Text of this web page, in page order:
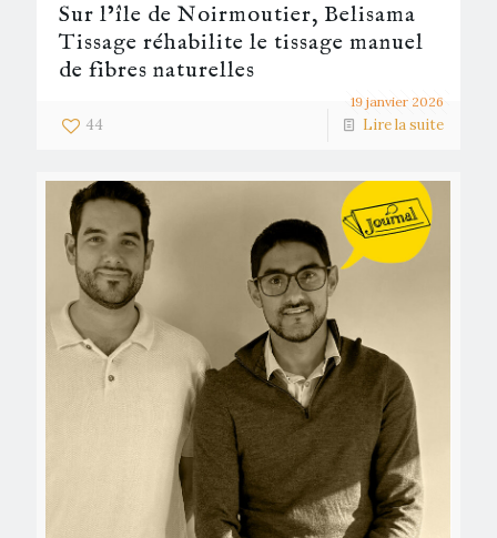
19 janvier 2026
Sur l’île de Noirmoutier, Belisama
Tissage réhabilite le tissage manuel
de fibres naturelles
44 Lire la suite